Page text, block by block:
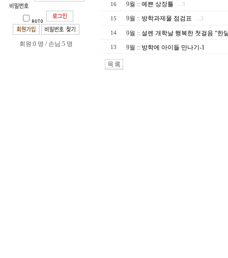
회원:0 명 / 손님:5 명
16 9월 :: 예쁜 상장틀 …3
15 9월 :: 방학과제물 점검표 …3
14 9월 :: 설렌 개학날 행복한 첫걸음 “한
13 9월 :: 방학에 아이들 만나기-1